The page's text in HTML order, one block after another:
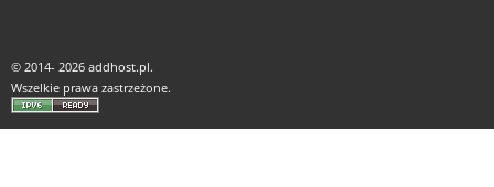
© 2014- 2026 addhost.pl.
Wszelkie prawa zastrzeżone.